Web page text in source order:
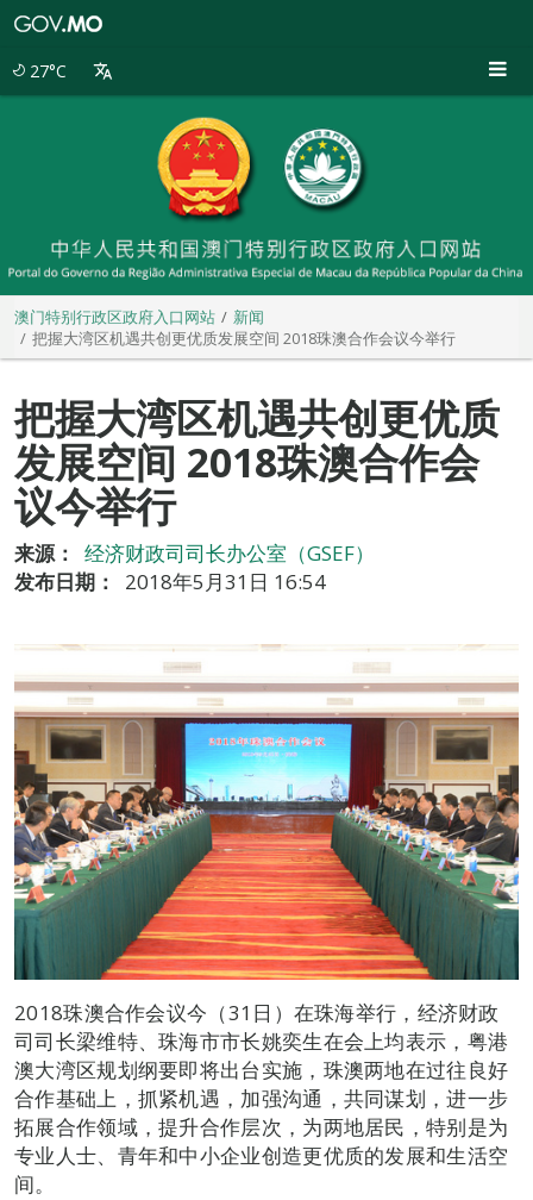
27°C
澳门特别行政区政府入口网站
新闻
把握大湾区机遇共创更优质发展空间 2018珠澳合作会议今举行
把握大湾区机遇共创更优质
发展空间 2018珠澳合作会
议今举行
来源：
经济财政司司长办公室（GSEF）
发布日期：
2018年5月31日 16:54
2018珠澳合作会议今（31日）在珠海举行，经济财政
司司长梁维特、珠海市市长姚奕生在会上均表示，粤港
澳大湾区规划纲要即将出台实施，珠澳两地在过往良好
合作基础上，抓紧机遇，加强沟通，共同谋划，进一步
拓展合作领域，提升合作层次，为两地居民，特别是为
专业人士、青年和中小企业创造更优质的发展和生活空
间。